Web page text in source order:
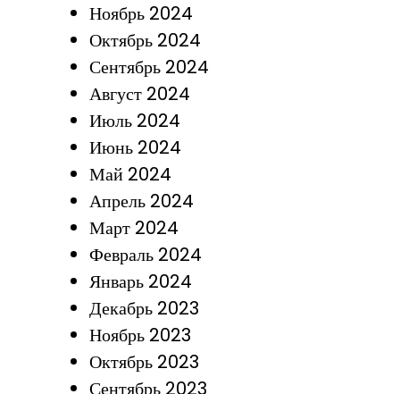
Ноябрь 2024
Октябрь 2024
Сентябрь 2024
Август 2024
Июль 2024
Июнь 2024
Май 2024
Апрель 2024
Март 2024
Февраль 2024
Январь 2024
Декабрь 2023
Ноябрь 2023
Октябрь 2023
Сентябрь 2023